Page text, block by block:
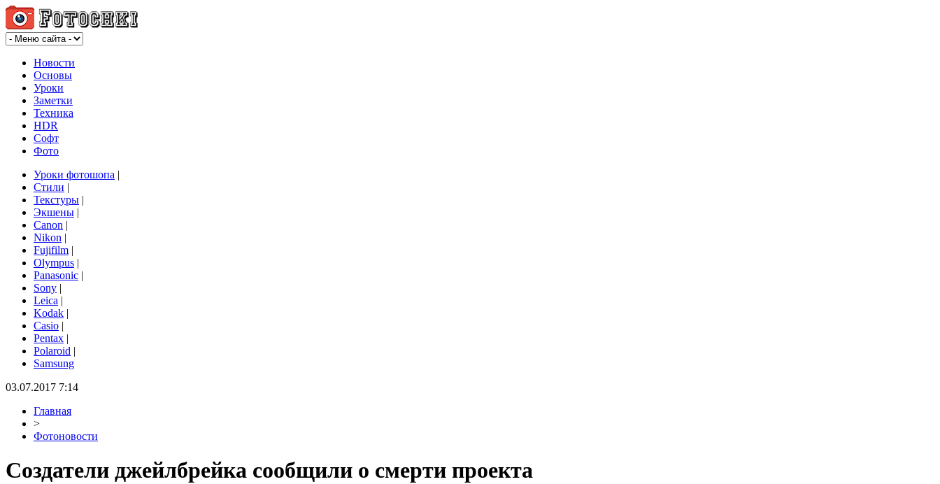
Новости
Основы
Уроки
Заметки
Техника
HDR
Софт
Фото
Уроки фотошопа |
Стили |
Текстуры |
Экшены |
Canon |
Nikon |
Fujifilm |
Olympus |
Panasonic |
Sony |
Leica |
Kodak |
Casio |
Pentax |
Polaroid |
Samsung
03.07.2017 7:14
Главная
>
Фотоновости
Создатели джейлбрейка сообщили о смерти проекта